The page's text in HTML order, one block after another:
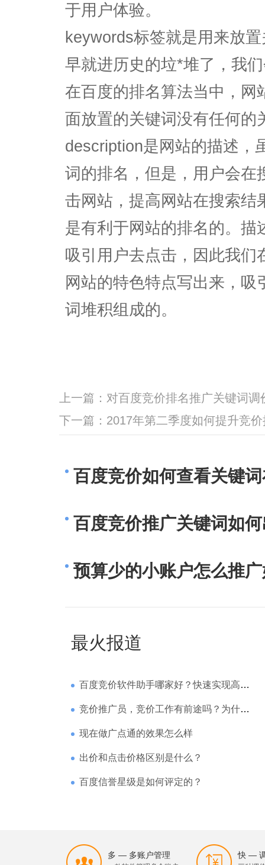
于用户体验。
keywords标签就是用来放
早就进历史的垃*堆了，我
在百度的排名算法当中，
面放置的关键词没有任何的
description是网站的描述，
词的排名，但是，用户会在
击网站，提高网站在搜索结
是有利于网站的排名的。描
吸引用户去点击，因此我们
网站的特色特点写出来，
词堆积组成的。
上一篇： 对百度竞价排名推广关键词调
下一篇： 2017年第二季度如何提升竞
百度竞价如何查看关键
百度竞价推广关键词如
预算少的小账户怎么推
最火报道
百度竞价软件助手哪家好？快速实现高回报哪家强？
竞价推广员，竞价工作有前途吗？为什么待遇那么高
现在做广点通的效果怎么样
出价和点击价格区别是什么？
百度信誉星级是如何评定的？
多 — 多账户管理 快 —